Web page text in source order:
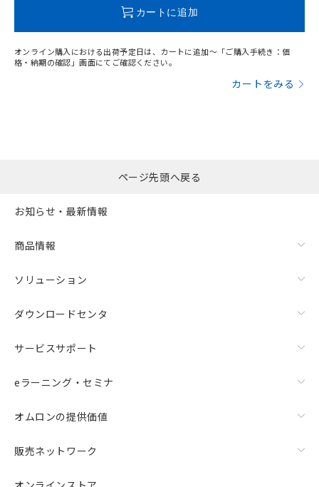
カートに追加
オンライン購入における出荷予定日は、カートに追加～「ご購入手続き：価
格・納期の確認」画面にてご確認ください。
カートをみる
ページ先頭へ戻る
お知らせ・最新情報
商品情報
ソリューション
ダウンロードセンタ
サービスサポート
eラーニング・セミナ
オムロンの提供価値
販売ネットワーク